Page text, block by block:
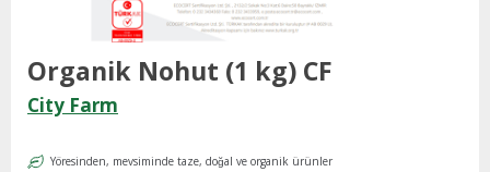
Organik Nohut (1 kg) CF
City Farm
Yöresinden, mevsiminde taze, doğal ve organik ürünler